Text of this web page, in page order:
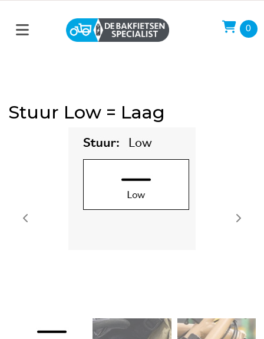
0
Stuur Low = Laag